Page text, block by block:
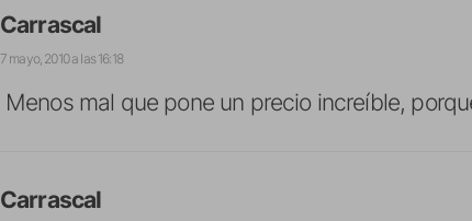
Carrascal
7 mayo, 2010 a las 16:18
Menos mal que pone un precio increíble,
Carrascal